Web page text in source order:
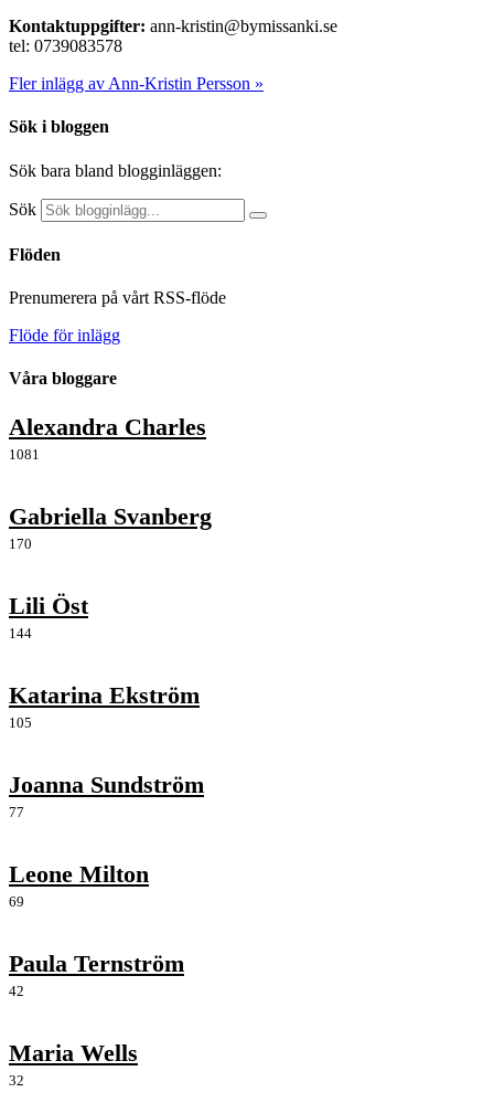
Kontaktuppgifter: ann-kristin@bymissanki.se
tel: 0739083578
Fler inlägg av Ann-Kristin Persson »
Sök i bloggen
Sök bara bland blogginläggen:
Sök
Flöden
Prenumerera på vårt RSS-flöde
Flöde för inlägg
Våra bloggare
Alexandra Charles
1081
Gabriella Svanberg
170
Lili Öst
144
Katarina Ekström
105
Joanna Sundström
77
Leone Milton
69
Paula Ternström
42
Maria Wells
32